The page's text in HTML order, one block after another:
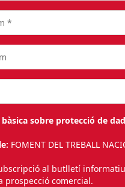
sobre protecció de
FOMENT DEL TREBALL
al butlletí
prospecció comercial.